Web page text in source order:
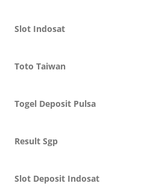
Slot Indosat
Toto Taiwan
Togel Deposit Pulsa
Result Sgp
Slot Deposit Indosat